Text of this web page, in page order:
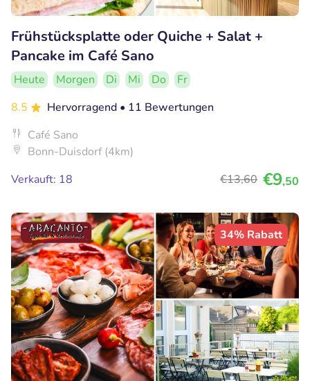
Frühstücksplatte oder Quiche + Salat +
Pancake im Café Sano
Heute Morgen Di Mi Do
Fr
8.5
Hervorragend • 11 Bewertungen
Café Sano
Bonn-Duisdorf (4km)
Verkauft: 18
€13,60 €9,50
34% Rabatt